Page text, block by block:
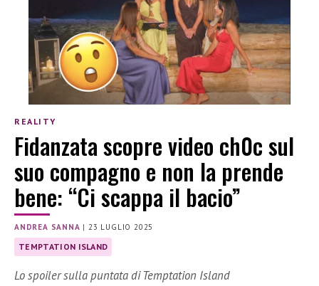
REALITY
Fidanzata scopre video ch0c sul
suo compagno e non la prende
bene: “Ci scappa il bacio”
ANDREA SANNA |23 LUGLIO 2025
TEMPTATION ISLAND
Lo spoiler sulla puntata di Temptation Island